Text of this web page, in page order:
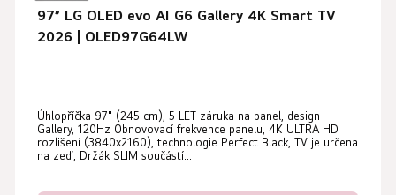
97” LG OLED evo AI G6 Gallery 4K Smart TV
2026 | OLED97G64LW
hodnocení
produktu
5,0
Úhlopříčka 97" (245 cm), 5 LET záruka na panel, design
Gallery, 120Hz Obnovovací frekvence panelu, 4K ULTRA HD
rozlišení (3840x2160), technologie Perfect Black, TV je určena
na zeď, Držák SLIM součástí...